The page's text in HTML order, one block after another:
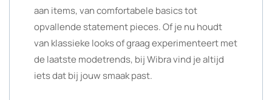
aan items, van comfortabele basics tot
opvallende statement pieces. Of je nu houdt
van klassieke looks of graag experimenteert met
de laatste modetrends, bij Wibra vind je altijd
iets dat bij jouw smaak past.